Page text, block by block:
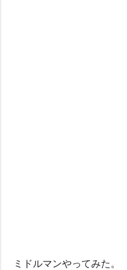
ミドルマンやってみた。